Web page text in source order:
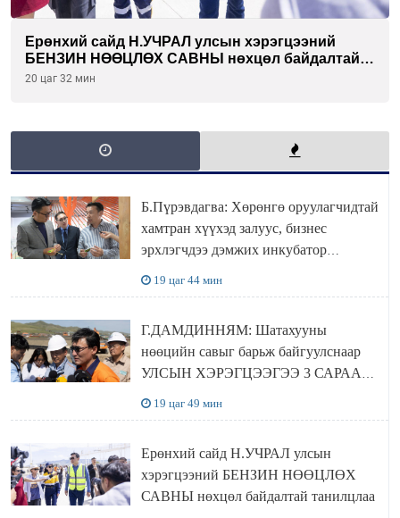
Ерөнхий сайд Н.УЧРАЛ улсын хэрэгцээний
БЕНЗИН НӨӨЦЛӨХ САВНЫ нөхцөл байдалтай
танилцлаа
20 цаг 32 мин
Б.Пүрэвдагва: Хөрөнгө оруулагчидтай
хамтран хүүхэд залуус, бизнес
эрхлэгчдээ дэмжих инкубатор
19 цаг 44 мин
Г.ДАМДИННЯМ: Шатахууны
нөөцийн савыг барьж байгуулснаар
УЛСЫН ХЭРЭГЦЭЭГЭЭ 3 САРААР
19 цаг 49 мин
Ерөнхий сайд Н.УЧРАЛ улсын
хэрэгцээний БЕНЗИН НӨӨЦЛӨХ
САВНЫ нөхцөл байдалтай танилцлаа